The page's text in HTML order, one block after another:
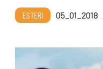
ESTERI 05_01_2018